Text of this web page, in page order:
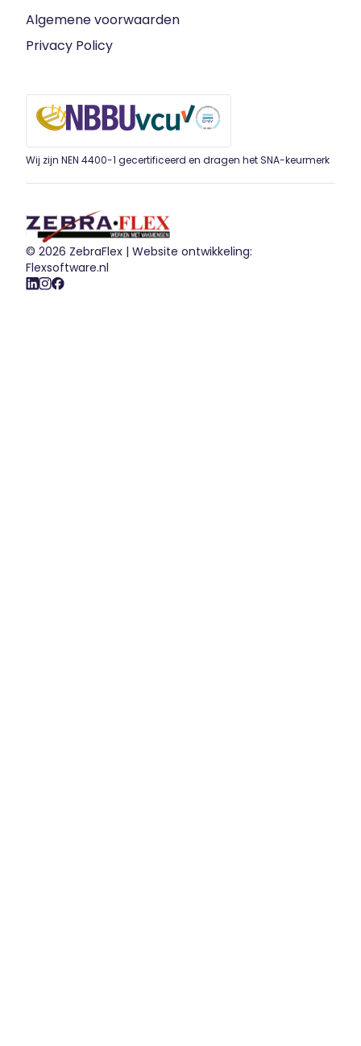
Algemene voorwaarden
Privacy Policy
Wij zijn NEN 4400-1 gecertificeerd en dragen het SNA-keurmerk
© 2026 ZebraFlex | Website ontwikkeling:
Flexsoftware.nl